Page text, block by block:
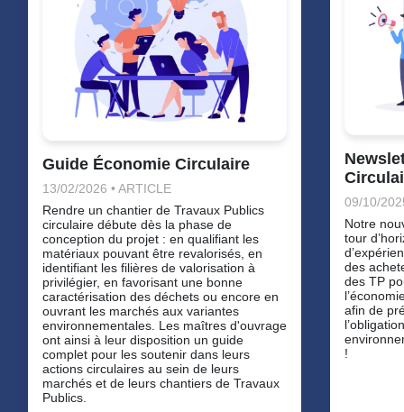
Guide Économie Circulaire
13/02/2026 • ARTICLE
Rendre un chantier de Travaux Publics
circulaire débute dès la phase de
conception du projet : en qualifiant les
matériaux pouvant être revalorisés, en
identifiant les filières de valorisation à
privilégier, en favorisant une bonne
caractérisation des déchets ou encore en
ouvrant les marchés aux variantes
environnementales. Les maîtres d'ouvrage
ont ainsi à leur disposition un guide
complet pour les soutenir dans leurs
actions circulaires au sein de leurs
marchés et de leurs chantiers de Travaux
Publics.
09/10/
Notre
tour
des
des TP
afin de
!